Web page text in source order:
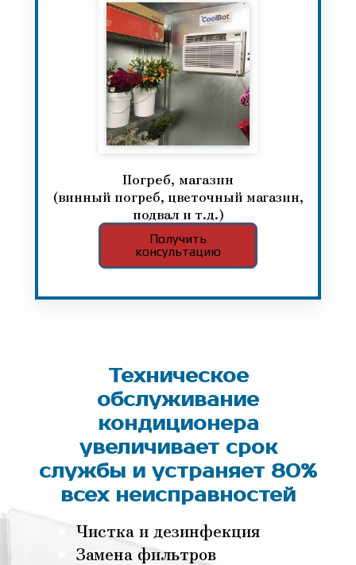
Погреб, магазин
(винный погреб, цветочный магазин,
подвал и т.д.)
Получить
консультацию
Техническое
обслуживание
кондиционера
увеличивает срок
службы и устраняет 80%
всех неисправностей
Чистка и дезинфекция
Замена фильтров